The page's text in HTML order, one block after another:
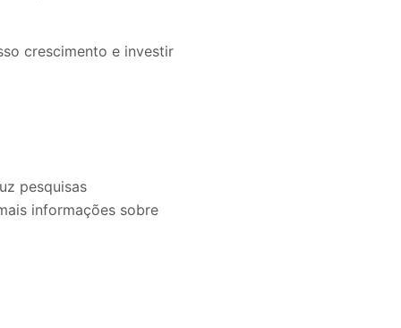
crescimento e investir
pesquisas
informações sobre